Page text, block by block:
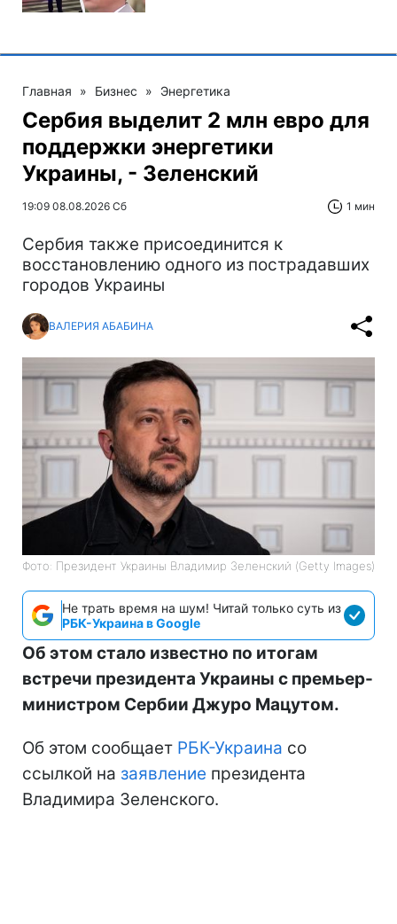
Главная » Бизнес » Энергетика
Сербия выделит 2 млн евро для
поддержки энергетики
Украины, - Зеленский
19:09 08.08.2026 Сб 1 мин
Сербия также присоединится к
восстановлению одного из пострадавших
городов Украины
ВАЛЕРИЯ АБАБИНА
Фото: Президент Украины Владимир Зеленский (Getty Images)
Не трать время на шум! Читай только суть из
РБК-Украина в Google
Об этом стало известно по итогам
встречи президента Украины с премьер-
министром Сербии Джуро Мацутом.
Об этом сообщает РБК-Украина со
ссылкой на заявление президента
Владимира Зеленского.